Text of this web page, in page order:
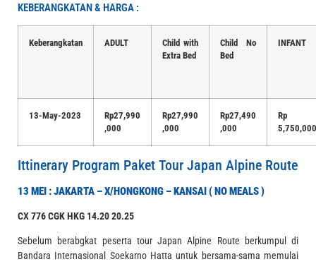
KEBERANGKATAN & HARGA :
Keberangkatan ADULT
Child with
Extra Bed
Child No
Bed
INFANT
13-May-2023
Rp27,990
,000
Rp27,990
,000
Rp27,490
,000
Rp
5,750,000
Ittinerary Program Paket Tour Japan Alpine Route
13 MEI : JAKARTA – X/HONGKONG – KANSAI ( NO MEALS )
CX 776 CGK HKG 14.20 20.25
Sebelum berabgkat peserta tour Japan Alpine Route berkumpul di
Bandara Internasional Soekarno Hatta untuk bersama-sama memulai